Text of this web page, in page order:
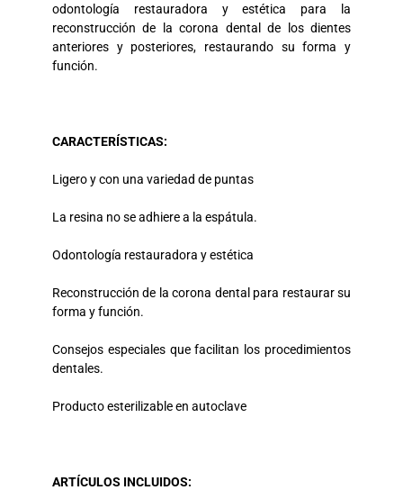
odontología restauradora y estética para la
reconstrucción de la corona dental de los dientes
anteriores y posteriores, restaurando su forma y
función.
CARACTERÍSTICAS:
Ligero y con una variedad de puntas
La resina no se adhiere a la espátula.
Odontología restauradora y estética
Reconstrucción de la corona dental para restaurar su
forma y función.
Consejos especiales que facilitan los procedimientos
dentales.
Producto esterilizable en autoclave
ARTÍCULOS INCLUIDOS: